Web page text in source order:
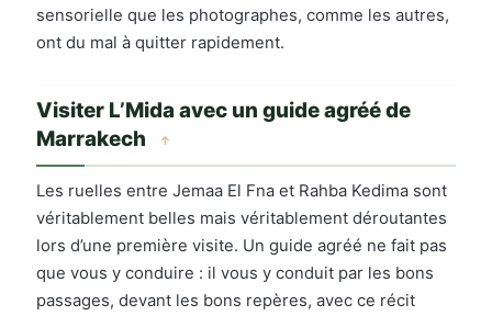
sensorielle que les photographes, comme les autres,
ont du mal à quitter rapidement.
Visiter L’Mida avec un guide agréé de
Marrakech
↑
Les ruelles entre Jemaa El Fna et Rahba Kedima sont
véritablement belles mais véritablement déroutantes
lors d’une première visite. Un guide agréé ne fait pas
que vous y conduire : il vous y conduit par les bons
passages, devant les bons repères, avec ce récit